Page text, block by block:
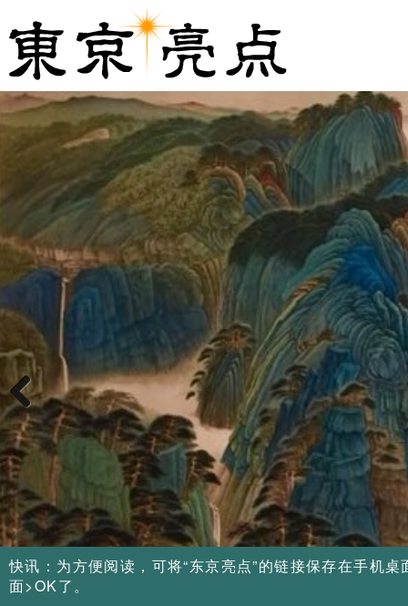
Previous
快讯：为方便阅读，可将“东京亮点”的链接保存在手机
面>OK了。